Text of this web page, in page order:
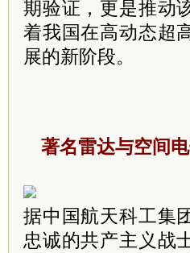
期验证，更是推动
着我国在高动态超
展的新阶段。
著名雷达与空间
据中国航天科工集
忠诚的共产主义战